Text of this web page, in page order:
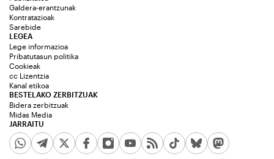
Galdera-erantzunak
Kontratazioak
Sarebide
JARRAITU
LEGEA
Lege informazioa
Pribatutasun politika
Cookieak
cc Lizentzia
Kanal etikoa
BESTELAKO ZERBITZUAK
Bidera zerbitzuak
Midas Media